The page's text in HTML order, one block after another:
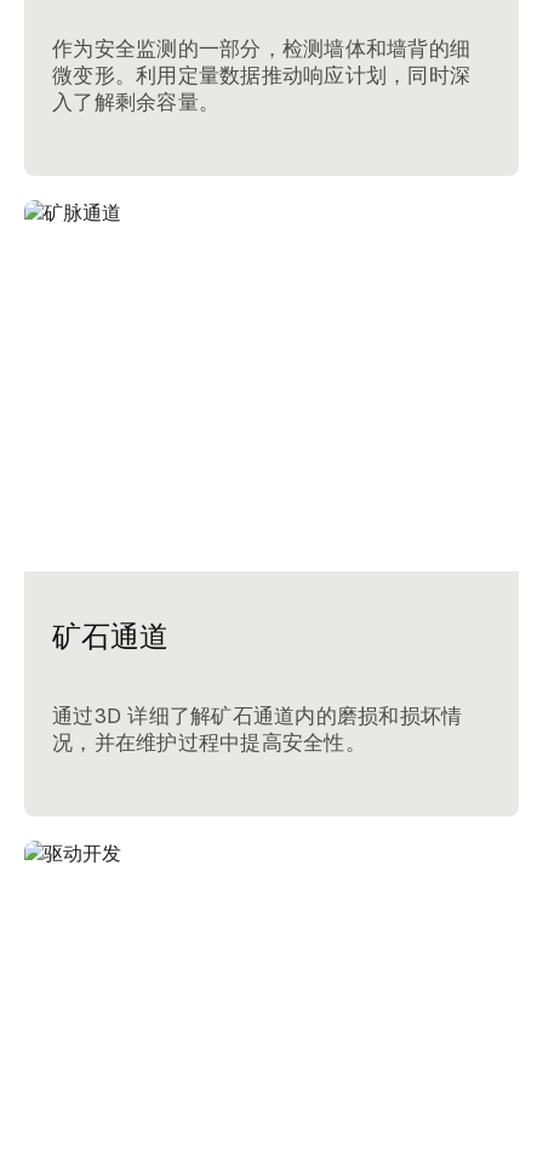
作为安全监测的一部分，检测墙体和墙背的细
微变形。利用定量数据推动响应计划，同时深
入了解剩余容量。
矿石通道
通过3D 详细了解矿石通道内的磨损和损坏情
况，并在维护过程中提高安全性。